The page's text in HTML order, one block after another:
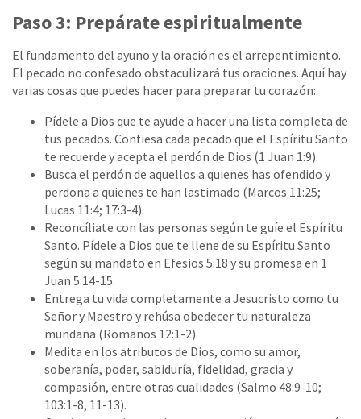
Paso 3: Prepárate espiritualmente
El fundamento del ayuno y la oración es el arrepentimiento.
El pecado no confesado obstaculizará tus oraciones. Aquí hay
varias cosas que puedes hacer para preparar tu corazón:
Pídele a Dios que te ayude a hacer una lista completa de
tus pecados. Confiesa cada pecado que el Espíritu Santo
te recuerde y acepta el perdón de Dios (1 Juan 1:9).
Busca el perdón de aquellos a quienes has ofendido y
perdona a quienes te han lastimado (Marcos 11:25;
Lucas 11:4; 17:3-4).
Reconcíliate con las personas según te guíe el Espíritu
Santo. Pídele a Dios que te llene de su Espíritu Santo
según su mandato en Efesios 5:18 y su promesa en 1
Juan 5:14-15.
Entrega tu vida completamente a Jesucristo como tu
Señor y Maestro y rehúsa obedecer tu naturaleza
mundana (Romanos 12:1-2).
Medita en los atributos de Dios, como su amor,
soberanía, poder, sabiduría, fidelidad, gracia y
compasión, entre otras cualidades (Salmo 48:9-10;
103:1-8, 11-13).